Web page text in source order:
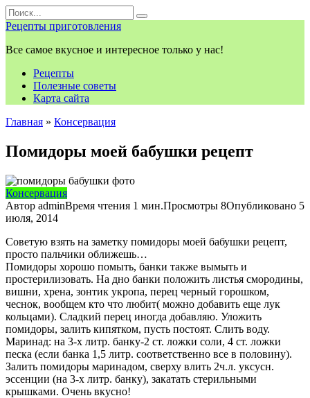
Перейти
к
контенту
Search
for:
Рецепты приготовления
Все самое вкусное и интересное только у нас!
Рецепты
Полезные советы
Карта сайта
Главная » Консервация
Помидоры моей бабушки рецепт
Консервация
Автор adminВремя чтения 1 мин.Просмотры 8Опубликовано 5
июля, 2014
Советую взять на заметку помидоры моей бабушки рецепт,
просто пальчики оближешь…
Помидоры хорошо помыть, банки также вымыть и
простерилизовать. На дно банки положить листья смородины,
вишни, хрена, зонтик укропа, перец черный горошком,
чеснок, вообщем кто что любит( можно добавить еще лук
кольцами). Сладкий перец иногда добавляю. Уложить
помидоры, залить кипятком, пусть постоят. Слить воду.
Маринад: на 3-х литр. банку-2 ст. ложки соли, 4 ст. ложки
песка (если банка 1,5 литр. соответственно все в половину).
Залить помидоры маринадом, сверху влить 2ч.л. уксусн.
эссенции (на 3-х литр. банку), закатать стерильными
крышками. Очень вкусно!